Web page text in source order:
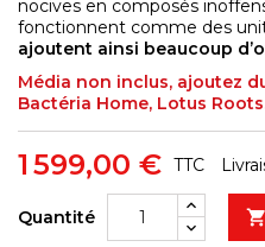
nocives en composés
fonctionnent comme des
ajoutent ainsi beaucoup
Média non inclus, ajoutez
Bactéria Home, Lotus
1 599,00 € TTC
Quantité 